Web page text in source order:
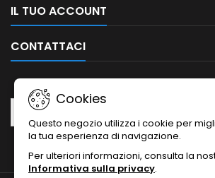
IL TUO ACCOUNT
CONTATTACI
Cookies
Questo negozio utilizza i cookie per
la tua esperienza di navigazione.
Per ulteriori informazioni, consulta la
Informativa sulla privacy.
NEWSLETTER